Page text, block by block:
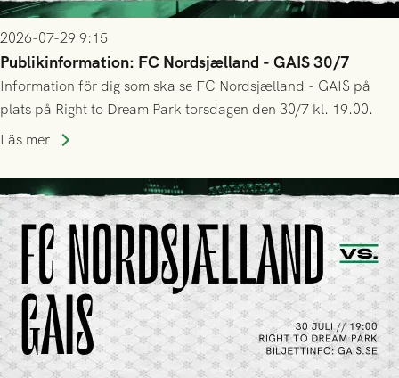
2026-07-29 9:15
Publikinformation: FC Nordsjælland - GAIS 30/7
Information för dig som ska se FC Nordsjælland - GAIS på
plats på Right to Dream Park torsdagen den 30/7 kl. 19.00.
Läs mer